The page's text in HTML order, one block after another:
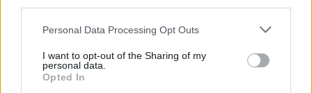
This information may also be disclosed by us to third parties
further disclose it to other third parties.
Please note that this website/app uses one or more Google
Personal Data Processing Opt Outs
I want to opt-out of the Sharing of my
personal data.
Opted In